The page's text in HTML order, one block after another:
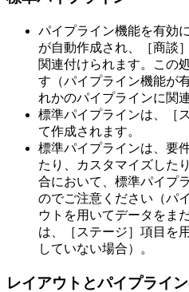
パイプライン機能を有効
が自動作成され、［商談
関連付けられます。この
す（パイプライン機能が
れかのパイプラインに関
標準パイプラインは、［
て作成されます。
標準パイプラインは、要
たり、カスタマイズした
合において、標準パイプ
のでご注意ください（パ
ウトを用いてデータをま
は、［ステージ］項目を
していない場合）。
レイアウトとパイプライ